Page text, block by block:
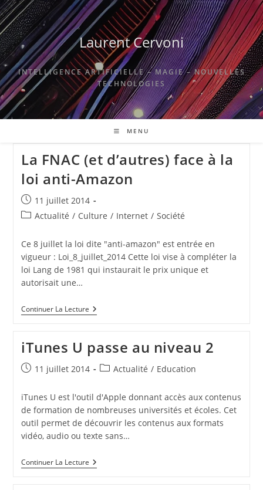
Skip
to
content
Laurent Cervoni
INTELLIGENCE ARTIFICIELLE – MAGIE – NOUVELLES
TECHNOLOGIES
MENU
La FNAC (et d’autres) face à la
loi anti-Amazon
Publication
publiée :
11 juillet 2014
PostActualité / Culture / Internet / Société
Ce 8 juillet la loi dite "anti-amazon" est entrée en
vigueur : Loi_8_juillet_2014 Cette loi vise à compléter la
loi Lang de 1981 qui instaurait le prix unique et
autorisait une…
Continuer La LectureLa
FNAC
Face
À
La
Loi
Amazon
iTunes U passe au niveau 2
Publication
11 juillet 2014
PostActualité / Education
iTunes U est l'outil d'Apple donnant accès aux contenus
de formation de nombreuses universités et écoles. Cet
outil permet de découvrir les contenus aux formats
vidéo, audio ou texte sans…
Continuer La LectureITunes
U